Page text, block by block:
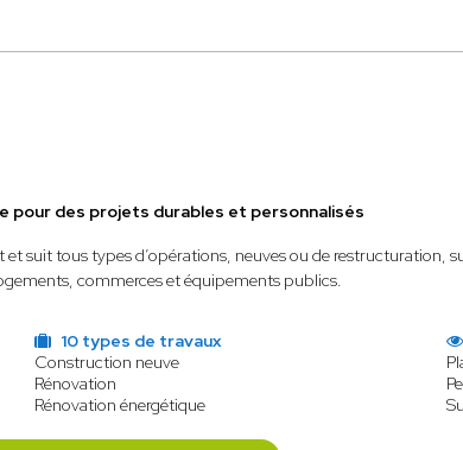
pour des projets durables et personnalisés
et suit tous types d’opérations, neuves ou de restructuration,
commerces et équipements publics.
10 types de travaux
Construction neuve
Rénovation
Rénovation énergétique